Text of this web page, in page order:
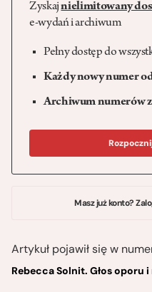
Zyskajnielimitowany
e-wydań i archiwum
Pełny dostęp do
Każdy nowy numer
Archiwum numerów
Masz już konto?
Artykuł pojawił się w
Rebecca Solnit. Głos oporu i